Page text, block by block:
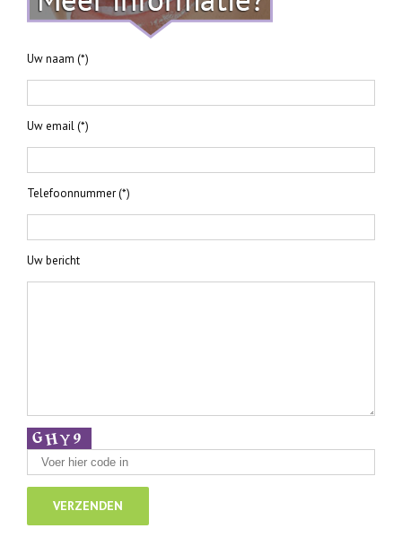
Uw naam (*)
Uw email (*)
Telefoonnummer (*)
Uw bericht